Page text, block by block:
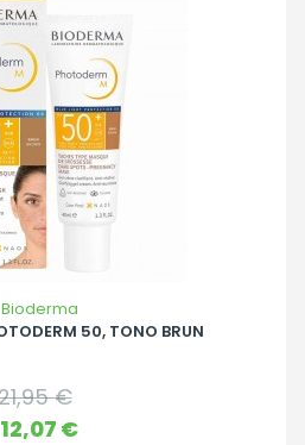
Bioderma
50, TONO BRUN
Precio
base
€
Precio
12,07 €